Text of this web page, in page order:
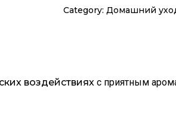
Category: Домашний
воздействиях с приятным